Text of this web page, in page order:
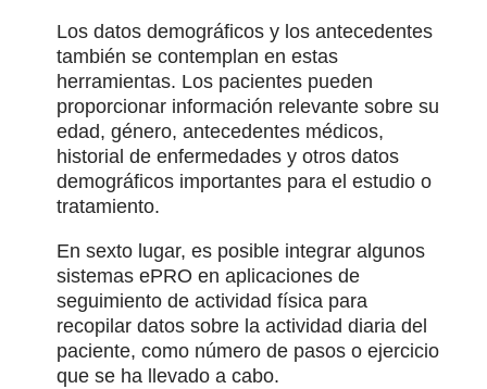
Los datos demográficos y los antecedentes
también se contemplan en estas
herramientas. Los pacientes pueden
proporcionar información relevante sobre su
edad, género, antecedentes médicos,
historial de enfermedades y otros datos
demográficos importantes para el estudio o
tratamiento.
En sexto lugar, es posible integrar algunos
sistemas ePRO en aplicaciones de
seguimiento de actividad física para
recopilar datos sobre la actividad diaria del
paciente, como número de pasos o ejercicio
que se ha llevado a cabo.